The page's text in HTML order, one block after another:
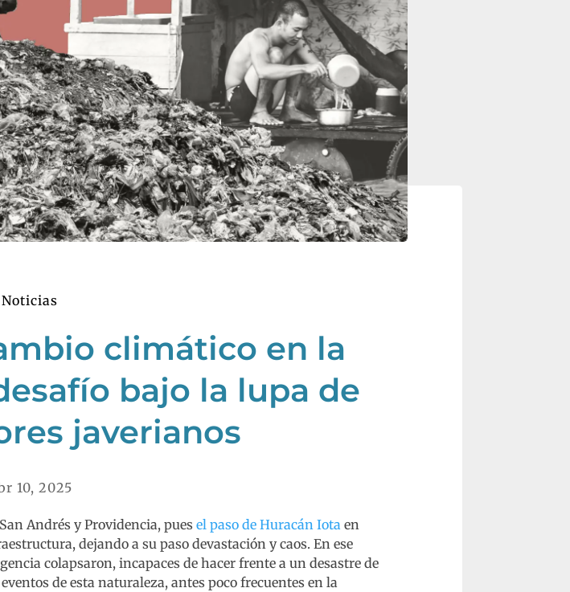
Noticias
climático en la
bajo la lupa de
javerianos
10, 2025
Andrés y Providencia, pues el paso de Huracán Iota en
dejando a su paso devastación y caos. En ese
colapsaron, incapaces de hacer frente a un desastre de
de esta naturaleza, antes poco frecuentes en la